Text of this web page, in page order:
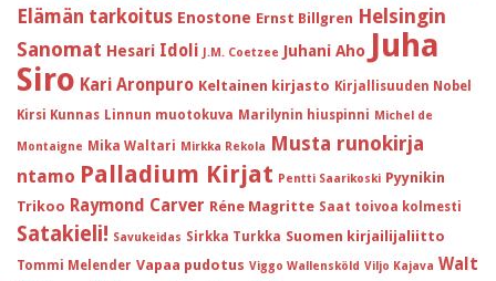
Elämän tarkoitus Enostone Ernst Billgren Helsingin
Sanomat Hesari Idoli J.M. Coetzee Juhani Aho Juha
Siro Kari Aronpuro Keltainen kirjasto Kirjallisuuden Nobel
Kirsi Kunnas Linnun muotokuva Marilynin hiuspinni Michel de
Montaigne Mika Waltari Mirkka Rekola Musta runokirja
ntamo Palladium Kirjat Pentti Saarikoski Pyynikin
Trikoo Raymond Carver Réne Magritte Saat toivoa kolmesti
Satakieli! Savukeidas Sirkka Turkka Suomen kirjailijaliitto
Tommi Melender Vapaa pudotus Viggo Wallensköld Viljo Kajava Walt